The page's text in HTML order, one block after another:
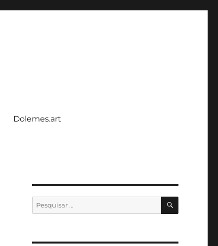
Dolemes.art
Pesquisar
por: